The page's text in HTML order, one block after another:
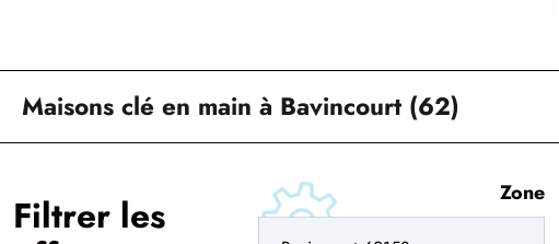
Maisons clé en main à Bavincourt (62)
Filtrer les
Zone